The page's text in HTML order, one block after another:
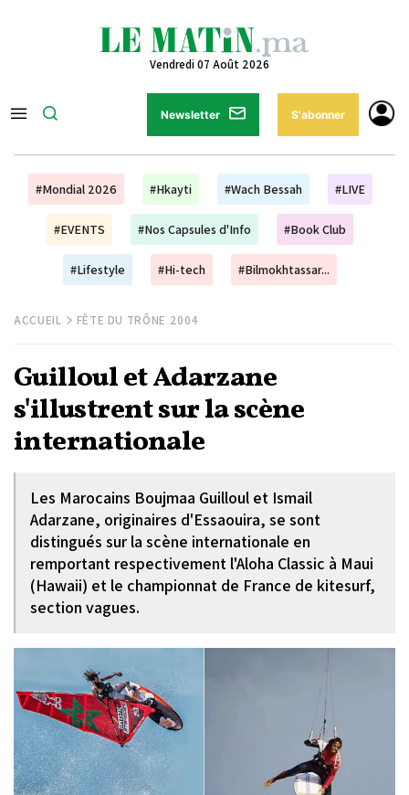
Vendredi 07 Août 2026
Newsletter S'abonner
#Mondial 2026 #Hkayti #Wach Bessah #LIVE
#EVENTS #Nos Capsules d'Info #Book Club
#Lifestyle #Hi-tech #Bilmokhtassar...
ACCUEIL FÊTE DU TRÔNE 2004
Guilloul et Adarzane
s'illustrent sur la scène
internationale
Les Marocains Boujmaa Guilloul et Ismail
Adarzane, originaires d'Essaouira, se sont
distingués sur la scène internationale en
remportant respectivement l'Aloha Classic à Maui
(Hawaii) et le championnat de France de kitesurf,
section vagues.